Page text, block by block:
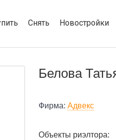
Снять Новостройки
Белова
Фирма: Адвекс
Объекты риэлтора: